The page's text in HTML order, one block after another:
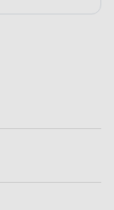
0,8 cm.
gatunku I i